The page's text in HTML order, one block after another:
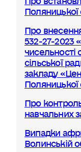
Поляницької
Про
532-27-2023
чисельності
сільської
закладу
Поляницької
Про
навчальних
Випадки
Волинській